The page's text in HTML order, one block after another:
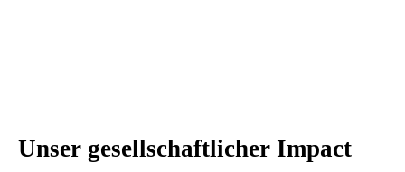
Unser gesellschaftlicher Impact